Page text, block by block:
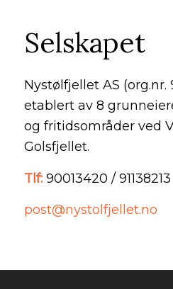
Selskapet
Nystølfjellet AS (org.nr.
etablert av 8
og fritidsområder ved
Golsfjellet.
Tlf:90013420 / 91138213
post@nystolfjellet.no